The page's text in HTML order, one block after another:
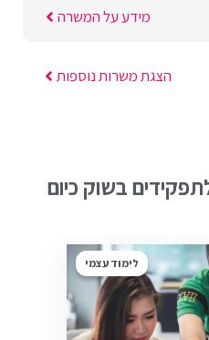
מידע על המשרה
הצגת משרות נוספות
בשוק כיום
לימוד עצמי